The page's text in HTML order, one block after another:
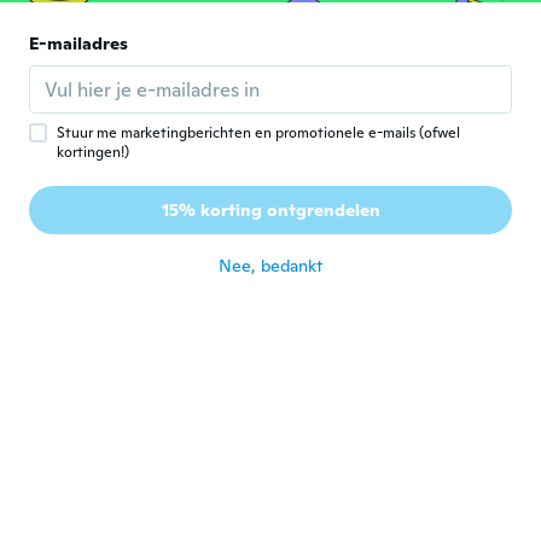
ongeveer 5 jaar geleden
J José Rogerio
Lid geworden van 2020
problemas no fecho, 1 delas não consegui
resolver.
E-mailadres
Stuur me marketingberichten en promotionele e-mails (ofwel
kortingen!)
15% korting ontgrendelen
Nee, bedankt